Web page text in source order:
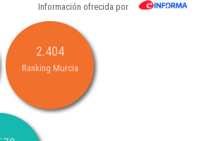
Información ofrecida por
2.404
Ranking Murcia